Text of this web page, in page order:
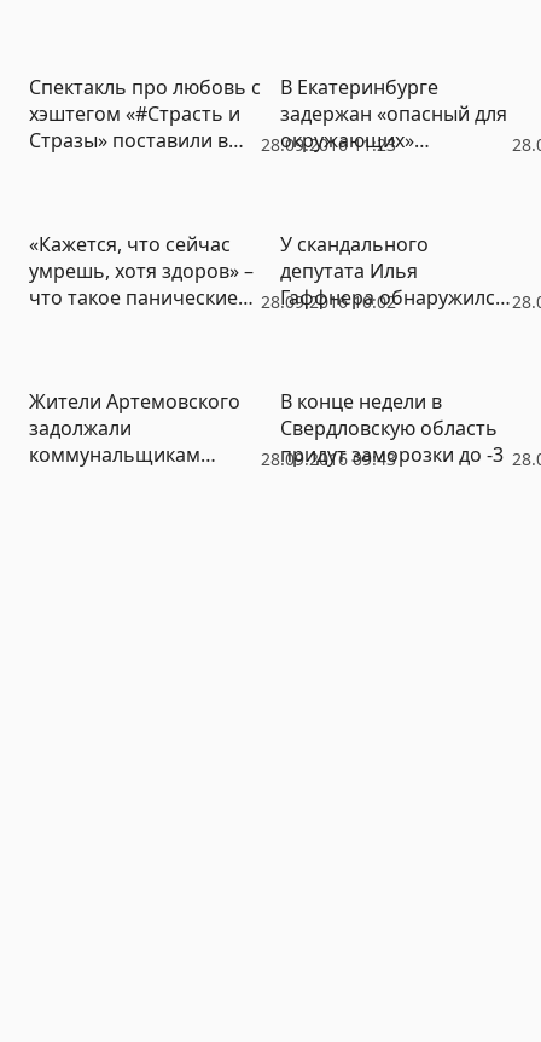
28.09.2016 11:23
Спектакль про любовь с
хэштегом «#Страсть и
Стразы» поставили в
В Екатеринбурге
задержан «опасный для
окружающих»
соотечественницы
28.09.2016 10:02
«Кажется, что сейчас
умрешь, хотя здоров» –
что такое панические
У скандального
депутата Илья
Гаффнера обнаружился
28.09.2016 09:43
Жители Артемовского
задолжали
коммунальщикам
В конце недели в
Свердловскую область
придут заморозки до -3